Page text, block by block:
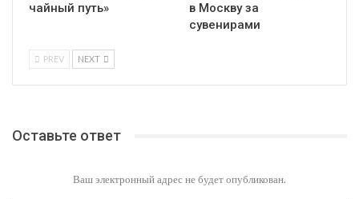
чайный путь»
в Москву за
сувенирами
PREV NEXT
Оставьте ответ
Ваш электронный адрес не будет опубликован.